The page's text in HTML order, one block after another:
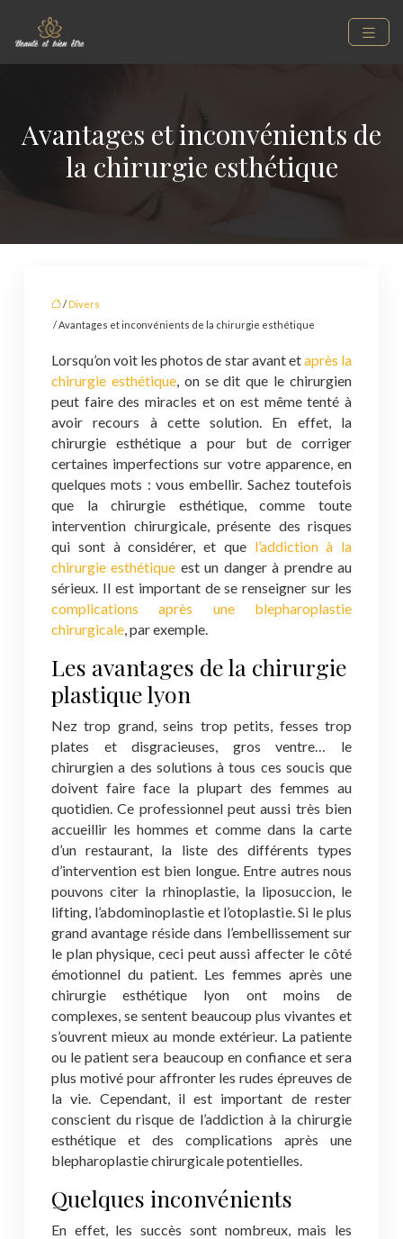
Avantages et inconvénients de
la chirurgie esthétique
/ Divers
/ Avantages et inconvénients de la chirurgie esthétique
Lorsqu’on voit les photos de star avant etaprès la
chirurgie esthétique, on se dit que le chirurgien
peut faire des miracles et on est même tenté à
avoir recours à cette solution. En effet, la
chirurgie esthétique a pour but de corriger
certaines imperfections sur votre apparence, en
quelques mots : vous embellir. Sachez toutefois
que la chirurgie esthétique, comme toute
intervention chirurgicale, présente des risques
qui sont à considérer, et que l’addiction à la
chirurgie esthétique est un danger à prendre au
sérieux. Il est important de se renseigner sur les
complications après une blepharoplastie
chirurgicale, par exemple.
Les avantages de la chirurgie
plastique lyon
Nez trop grand, seins trop petits, fesses trop
plates et disgracieuses, gros ventre… le
chirurgien a des solutions à tous ces soucis que
doivent faire face la plupart des femmes au
quotidien. Ce professionnel peut aussi très bien
accueillir les hommes et comme dans la carte
d’un restaurant, la liste des différents types
d’intervention est bien longue. Entre autres nous
pouvons citer la rhinoplastie, la liposuccion, le
lifting, l’abdominoplastie et l’otoplastie. Si le plus
grand avantage réside dans l’embellissement sur
le plan physique, ceci peut aussi affecter le côté
émotionnel du patient. Les femmes après une
chirurgie esthétique lyon ont moins de
complexes, se sentent beaucoup plus vivantes et
s’ouvrent mieux au monde extérieur. La patiente
ou le patient sera beaucoup en confiance et sera
plus motivé pour affronter les rudes épreuves de
la vie. Cependant, il est important de rester
conscient du risque de l’addiction à la chirurgie
esthétique et des complications après une
blepharoplastie chirurgicale potentielles.
Quelques inconvénients
En effet, les succès sont nombreux, mais les